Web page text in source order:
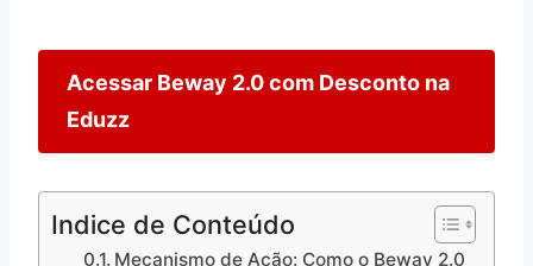
Acessar Beway 2.0 com Desconto na
Eduzz
Indice de Conteúdo
Mecanismo de Ação: Como o Beway 2.0